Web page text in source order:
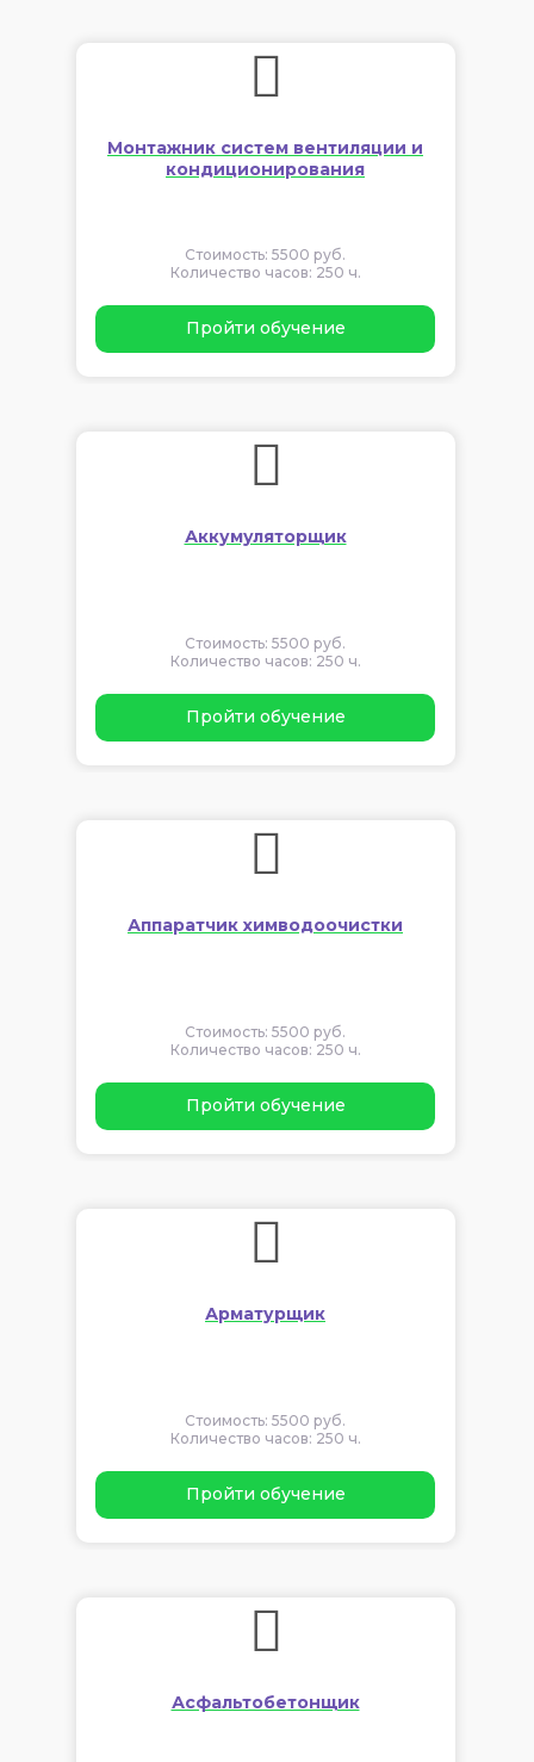
Монтажник систем вентиляции и
кондиционирования
Стоимость: 5500 руб.
Количество часов: 250 ч.
Пройти обучение
Аккумуляторщик
Стоимость: 5500 руб.
Количество часов: 250 ч.
Пройти обучение
Аппаратчик химводоочистки
Стоимость: 5500 руб.
Количество часов: 250 ч.
Пройти обучение
Арматурщик
Стоимость: 5500 руб.
Количество часов: 250 ч.
Пройти обучение
Асфальтобетонщик